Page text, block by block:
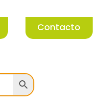
Contacto